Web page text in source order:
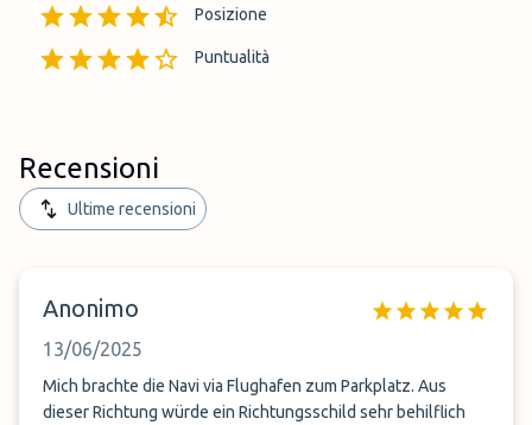
Posizione
Puntualità
Recensioni
Ultime recensioni
Anonimo
13/06/2025
Mich brachte die Navi via Flughafen zum Parkplatz. Aus
dieser Richtung würde ein Richtungsschild sehr behilflich